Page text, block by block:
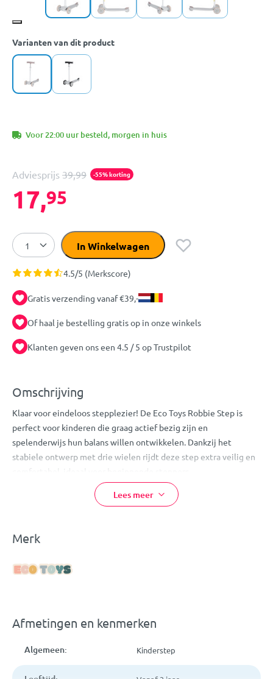
Varianten van dit product
Voor 22:00 uur besteld, morgen in huis
Adviesprijs 39,99 -55% korting
17,95
In Winkelwagen
4.5/5 (Merkscore)
Gratis verzending vanaf €39,-
Of haal je bestelling gratis op in onze winkels
Klanten geven ons een 4.5 / 5 op Trustpilot
Omschrijving
Klaar voor eindeloos stepplezier! De Eco Toys Robbie Step is
perfect voor kinderen die graag actief bezig zijn en
spelenderwijs hun balans willen ontwikkelen. Dankzij het
stabiele ontwerp met drie wielen rijdt deze step extra veilig en
comfortabel, ideaal voor beginnende steppers.
De Robbie Step is voorzien van een verstelbaar stuur met
meerdere hoogtestanden, zodat de step eenvoudig meegroeit
tijdens het rijden en met de handige achterrem kan je kindje
kindje soepel sturen door het lichaamsgewicht te verplaatsen.
Eco Toys Robbie Step
Voorzien van drie wielen voor extra stabiliteit
Verstelbaar stuur in meerdere hoogtes
Lees meer
Merk
Afmetingen en kenmerken
Algemeen: Kinderstep